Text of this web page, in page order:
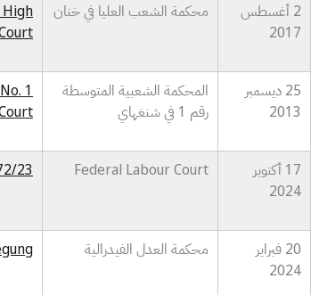
2 أغسطس
2017
محكمة الشعب العليا في خنان
High
25 ديسمبر
2013
المحكمة الشعبية المتوسطة
رقم 1 في شنغهاي
1
17 أكتوبر
2024
Federal Labour Court
23
20 فبراير
2024
محكمة العدل الفيدرالية